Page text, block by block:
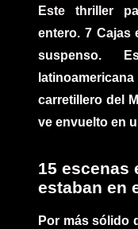
Este thriller
entero. 7 Cajas
suspenso.
carretillero del
ve envuelto en
15 escenas
estaban en
Por más sólido